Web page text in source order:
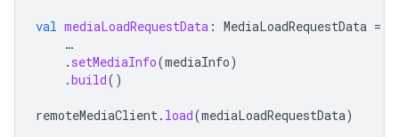
val mediaLoadRequestData : MediaLoadRequestData =
…
. setMediaInfo(mediaInfo)
.build()
remoteMediaClient. load(mediaLoadRequestData)